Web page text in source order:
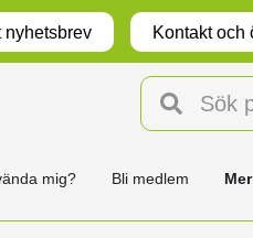
nyhetsbrev Kontakt och
mig? Bli medlem